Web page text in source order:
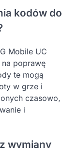
kodów do
Mobile UC
poprawę
te mogą
w grze i
czasowo,
i
wymiany